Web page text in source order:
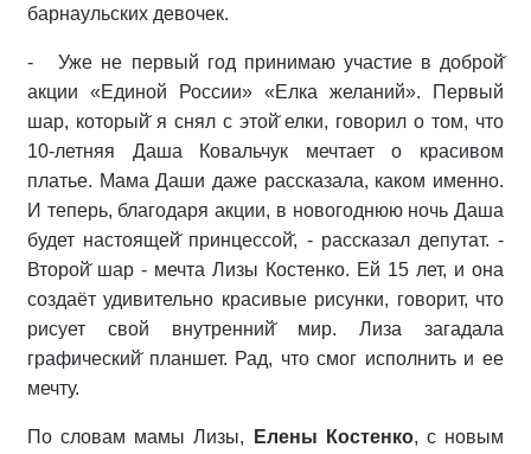
барнаульских девочек.
-
Уже не первый год принимаю участие в доброй̆
акции «Единой России» «Елка желаний». Первый
шар, который̆ я снял с этой̆ елки, говорил о том, что
10-летняя Даша Ковальчук мечтает о красивом
платье. Мама Даши даже рассказала, каком именно.
И теперь, благодаря акции, в новогоднюю ночь Даша
будет настоящей̆ принцессой̆, - рассказал депутат. -
Второй̆ шар - мечта Лизы Костенко. Ей 15 лет, и она
создаёт удивительно красивые рисунки, говорит, что
рисует свой внутренний̆ мир. Лиза загадала
графический̆ планшет. Рад, что смог исполнить и ее
мечту.
По словам мамы Лизы, Елены Костенко, с новым